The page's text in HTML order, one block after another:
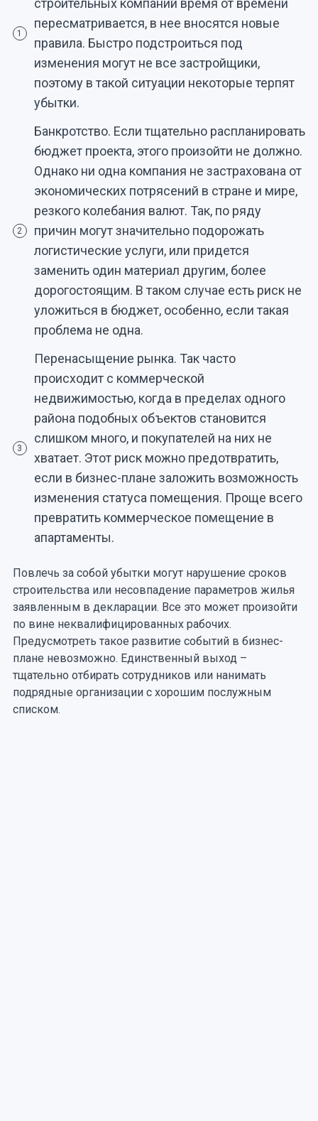
1
строительных компаний время от времени
пересматривается, в нее вносятся новые
правила. Быстро подстроиться под
изменения могут не все застройщики,
поэтому в такой ситуации некоторые терпят
убытки.
2
Банкротство. Если тщательно распланировать
бюджет проекта, этого произойти не должно.
Однако ни одна компания не застрахована от
экономических потрясений в стране и мире,
резкого колебания валют. Так, по ряду
причин могут значительно подорожать
логистические услуги, или придется
заменить один материал другим, более
дорогостоящим. В таком случае есть риск не
уложиться в бюджет, особенно, если такая
проблема не одна.
3
Перенасыщение рынка. Так часто
происходит с коммерческой
недвижимостью, когда в пределах одного
района подобных объектов становится
слишком много, и покупателей на них не
хватает. Этот риск можно предотвратить,
если в бизнес-плане заложить возможность
изменения статуса помещения. Проще всего
превратить коммерческое помещение в
апартаменты.
Повлечь за собой убытки могут нарушение сроков
строительства или несовпадение параметров жилья
заявленным в декларации. Все это может произойти
по вине неквалифицированных рабочих.
Предусмотреть такое развитие событий в бизнес-
плане невозможно. Единственный выход –
тщательно отбирать сотрудников или нанимать
подрядные организации с хорошим послужным
списком.